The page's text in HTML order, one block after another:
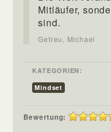
Mitläufer,
sind.
Getreu, Michael
KATEGORIEN:
Mindset
Bewertung: